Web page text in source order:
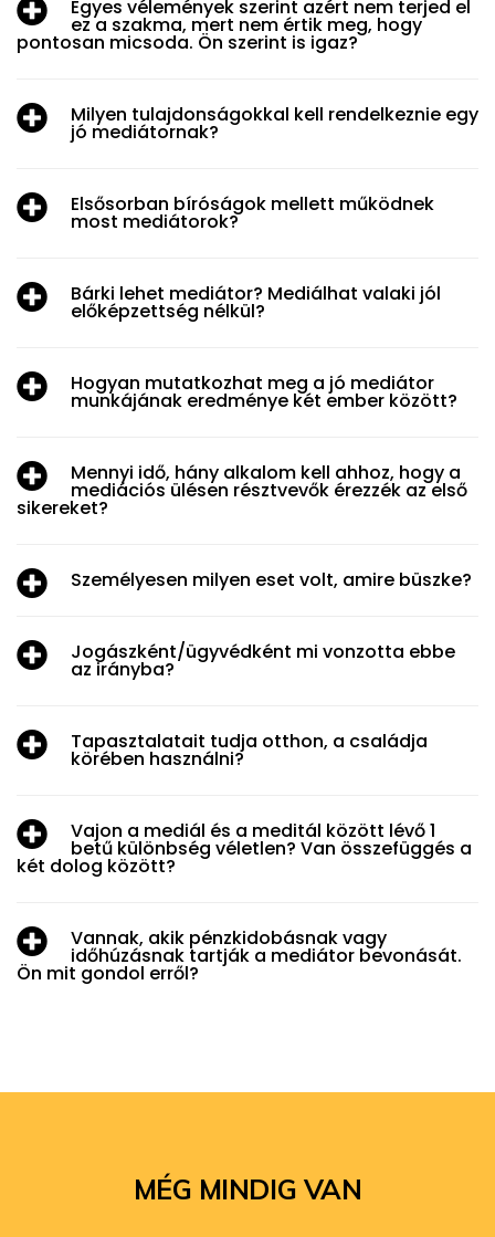
Egyes vélemények szerint azért nem terjed el
ez a szakma, mert nem értik meg, hogy
pontosan micsoda. Ön szerint is igaz?
Milyen tulajdonságokkal kell rendelkeznie egy
jó mediátornak?
Elsősorban bíróságok mellett működnek
most mediátorok?
Bárki lehet mediátor? Mediálhat valaki jól
előképzettség nélkül?
Hogyan mutatkozhat meg a jó mediátor
munkájának eredménye két ember között?
Mennyi idő, hány alkalom kell ahhoz, hogy a
mediációs ülésen résztvevők érezzék az első
sikereket?
Személyesen milyen eset volt, amire büszke?
Jogászként/ügyvédként mi vonzotta ebbe
az irányba?
Tapasztalatait tudja otthon, a családja
körében használni?
Vajon a mediál és a meditál között lévő 1
betű különbség véletlen? Van összefüggés a
két dolog között?
Vannak, akik pénzkidobásnak vagy
időhúzásnak tartják a mediátor bevonását.
Ön mit gondol erről?
MÉG MINDIG VAN